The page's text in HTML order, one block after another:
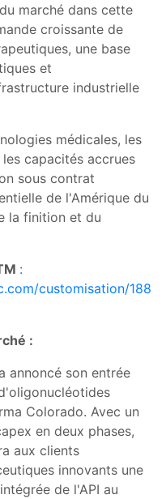
marché dans cette
croissante de
une base
et
industrielle
médicales, les
capacités accrues
sous contrat
de l'Amérique du
la finition et du
:
customisation/188
:
annoncé son entrée
Colorado. Avec un
en deux phases,
aux clients
innovants une
de l'API au